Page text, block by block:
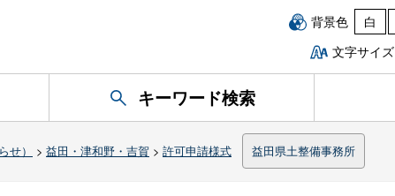
背景色 白
文字サイズ
キーワード検索
せ） > 益田・津和野・吉賀 > 許可申請様式 益田県土整備事務所